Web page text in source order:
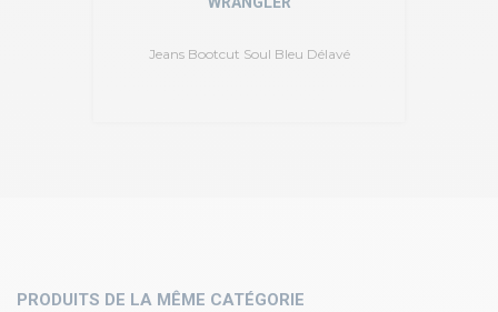
Jeans Bootcut Soul Bleu Délavé
PRODUITS DE LA MÊME CATÉGORIE